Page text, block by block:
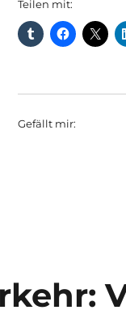
Teilen mit:
Gefällt mir: